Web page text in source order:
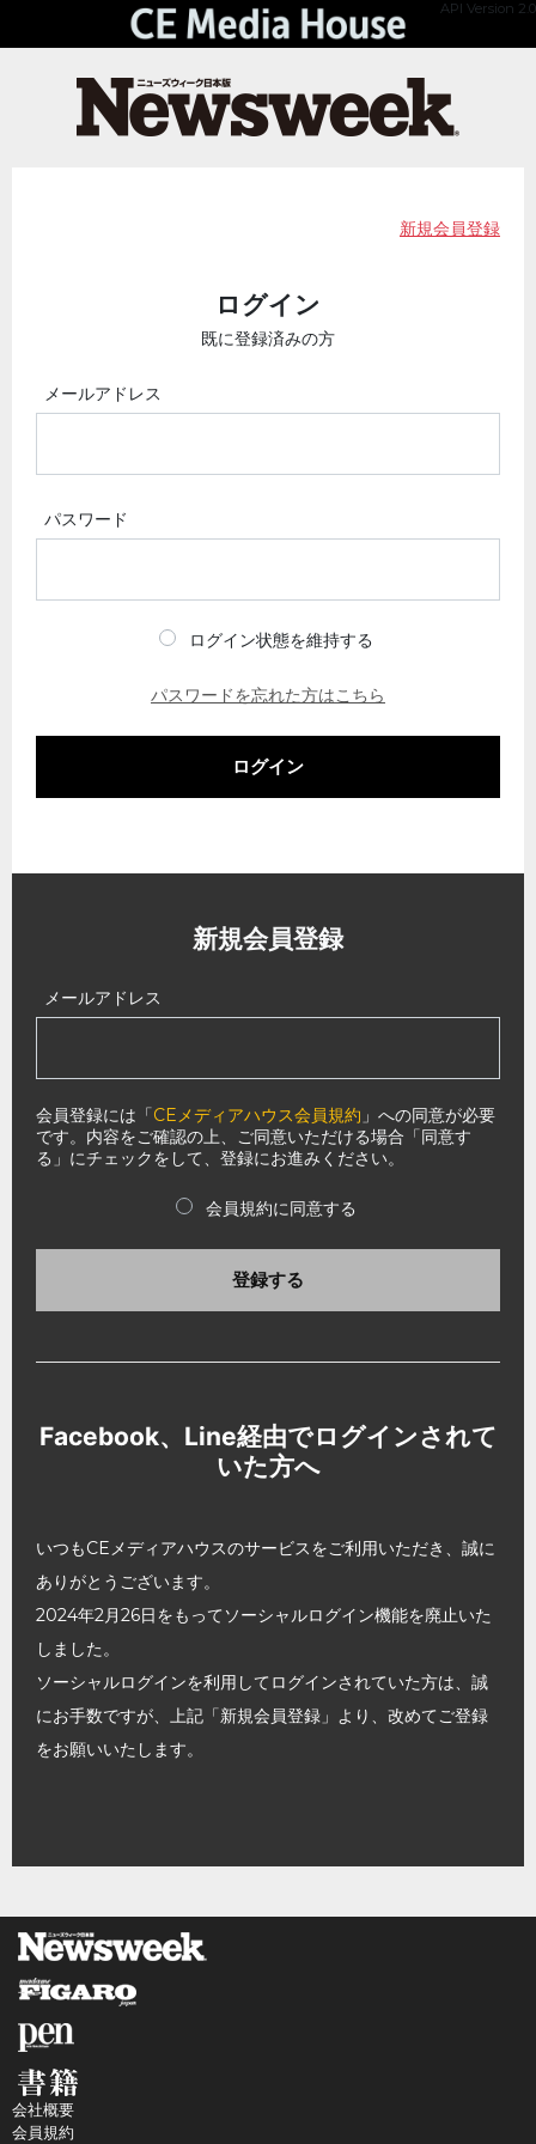
API Version 2.0
新規会員登録
ログイン
既に登録済みの方
メールアドレス
パスワード
ログイン状態を維持する
パスワードを忘れた方はこちら
ログイン
新規会員登録
メールアドレス
会員登録には「CEメディアハウス会員規約 」への同意が必要
です。内容をご確認の上、ご同意いただける場合「同意す
る」にチェックをして、登録にお進みください。
会員規約に同意する
登録する
Facebook、Line経由でログインされて
いた方へ
いつもCEメディアハウスのサービスをご利用いただき、誠に
ありがとうございます。
2024年2月26日をもってソーシャルログイン機能を廃止いた
しました。
ソーシャルログインを利用してログインされていた方は、誠
にお手数ですが、上記「新規会員登録」より、改めてご登録
をお願いいたします。
会社概要
会員規約